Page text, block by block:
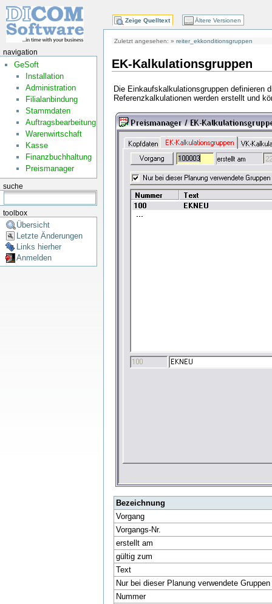
navigation
GeSoft
Installation
Administration
Filialanbindung
Stammdaten
Auftragsbearbeitung
Warenwirtschaft
Kasse
Finanzbuchhaltung
Preismanager
suche
toolbox
Übersicht
Letzte Änderungen
Links hierher
Anmelden
Zeige Quelltext Ältere Versionen
Zuletzt angesehen: » reiter_ekkonditionsgruppen
EK-Kalkulationsgruppen
Die Einkaufskalkulationsgruppen definieren
Referenzkalkulationen werden erstellt und
Bezeichnung
Vorgang
Vorgangs-Nr.
erstellt am
gültig zum
Text
Nur bei dieser Planung verwendete Gruppen
Nummer